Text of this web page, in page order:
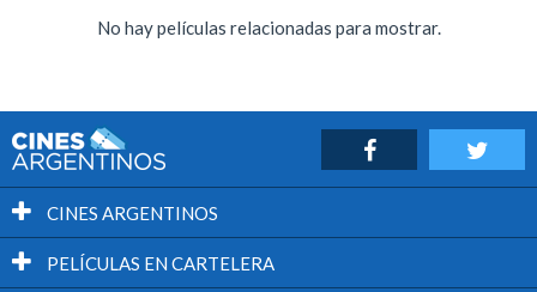
No hay películas relacionadas para mostrar.
CINES ARGENTINOS
PELÍCULAS EN CARTELERA